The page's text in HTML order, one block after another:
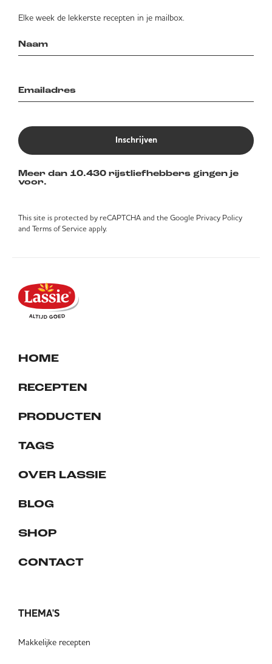
Elke week de lekkerste recepten in je mailbox.
Inschrijven
Meer dan 10.430 rijstliefhebbers gingen je
voor.
This site is protected by reCAPTCHA and the Google Privacy Policy
and Terms of Service apply.
HOME
RECEPTEN
PRODUCTEN
TAGS
OVER LASSIE
BLOG
SHOP
CONTACT
THEMA'S
Makkelijke recepten